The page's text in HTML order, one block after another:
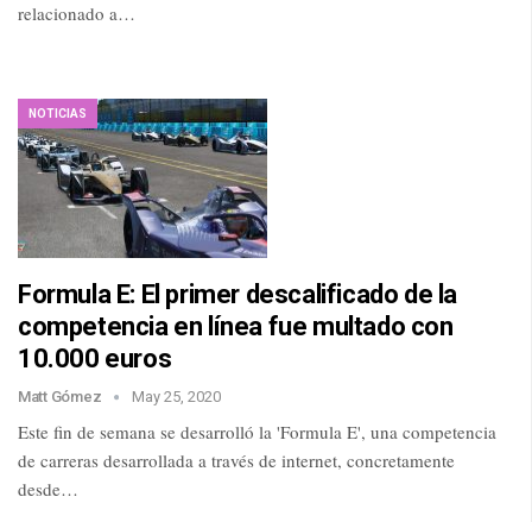
relacionado a…
NOTICIAS
Formula E: El primer descalificado de la
competencia en línea fue multado con
10.000 euros
Matt Gómez May 25, 2020
Este fin de semana se desarrolló la 'Formula E', una competencia
de carreras desarrollada a través de internet, concretamente
desde…